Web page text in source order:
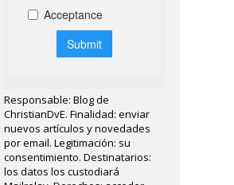
Responsable: Blog de
ChristianDvE. Finalidad: enviar
nuevos artículos y novedades
por email. Legitimación: su
consentimiento. Destinatarios:
los datos los custodiará